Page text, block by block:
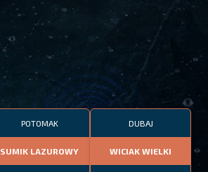
POTOMAK
SUMIK LAZUROWY
DUBAJ
WICIAK WIELKI